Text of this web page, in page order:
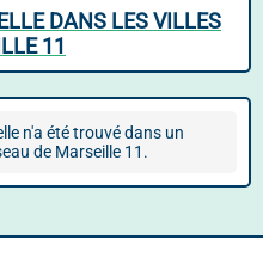
DANS LES VILLES
11
n'a été trouvé dans un
de Marseille 11.